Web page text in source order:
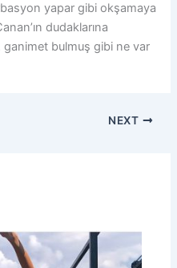
yapar gibi okşamaya
dudaklarına
ganimet bulmuş gibi ne var
NEXT